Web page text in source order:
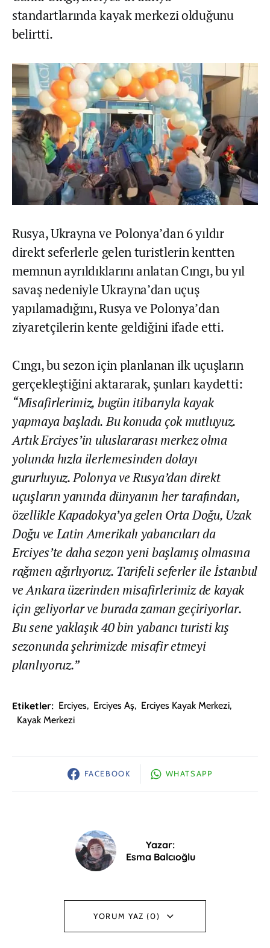
standartlarında kayak merkezi olduğunu
belirtti.
Rusya, Ukrayna ve Polonya’dan 6 yıldır
direkt seferlerle gelen turistlerin kentten
memnun ayrıldıklarını anlatan Cıngı, bu yıl
savaş nedeniyle Ukrayna’dan uçuş
yapılamadığını, Rusya ve Polonya’dan
ziyaretçilerin kente geldiğini ifade etti.
Cıngı, bu sezon için planlanan ilk uçuşların
gerçekleştiğini aktararak, şunları kaydetti:
“Misafirlerimiz, bugün itibarıyla kayak
yapmaya başladı. Bu konuda çok mutluyuz.
Artık Erciyes’in uluslararası merkez olma
yolunda hızla ilerlemesinden dolayı
gururluyuz. Polonya ve Rusya’dan direkt
uçuşların yanında dünyanın her tarafından,
özellikle Kapadokya’ya gelen Orta Doğu, Uzak
Doğu ve Latin Amerikalı yabancıları da
Erciyes’te daha sezon yeni başlamış olmasına
rağmen ağırlıyoruz. Tarifeli seferler ile İstanbul
ve Ankara üzerinden misafirlerimiz de kayak
için geliyorlar ve burada zaman geçiriyorlar.
Bu sene yaklaşık 40 bin yabancı turisti kış
sezonunda şehrimizde misafir etmeyi
planlıyoruz.”
Etiketler: Erciyes, Erciyes Aş, Erciyes Kayak Merkezi,
Kayak Merkezi
FACEBOOK WHATSAPP
Yazar:
Esma Balcıoğlu
YORUM YAZ (0)